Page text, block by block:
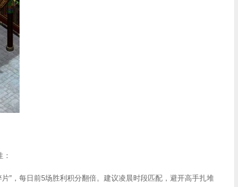
”，每日前5场胜利积分翻倍。建议凌晨时段匹配，避开高手扎堆